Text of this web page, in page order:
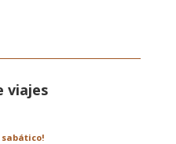
viajes
sabático!